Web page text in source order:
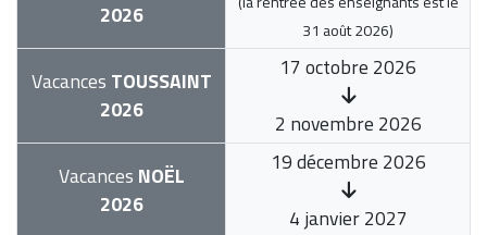
2026
31 août 2026)
Vacances TOUSSAINT
2026
17 octobre 2026
2 novembre 2026
Vacances NOËL
2026
19 décembre 2026
4 janvier 2027